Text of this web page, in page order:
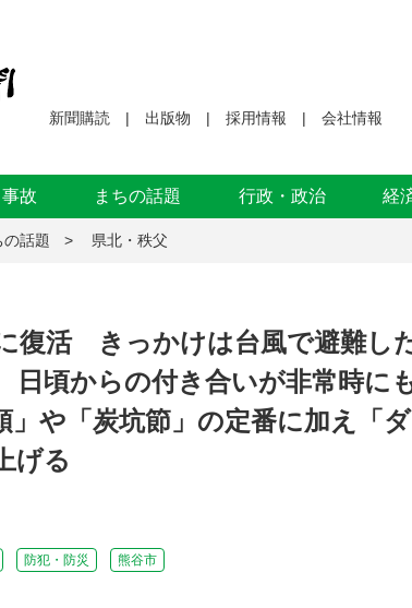
新聞購読 出版物 採用情報 会社情報
故 まちの話題 行政・政治 経
の話題 県北・秩父
復活 きっかけは台風で避難し
頃からの付き合いが非常時に
や「炭坑節」の定番に加え「ダ
げる
防犯・防災 熊谷市